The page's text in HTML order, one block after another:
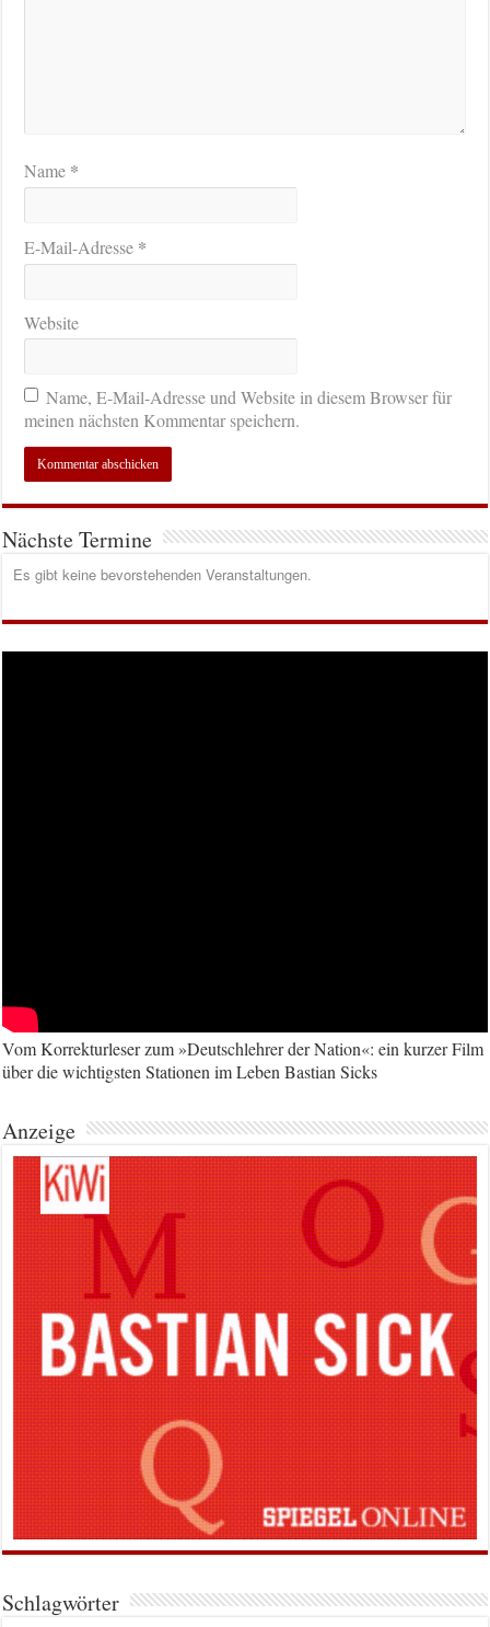
Name *
E-Mail-Adresse *
Website
Name, E-Mail-Adresse und Website in diesem Browser für
meinen nächsten Kommentar speichern.
Nächste Termine
Es gibt keine bevorstehenden Veranstaltungen.
Vom Korrekturleser zum »Deutschlehrer der Nation«: ein kurzer Film
über die wichtigsten Stationen im Leben Bastian Sicks
Anzeige
Schlagwörter